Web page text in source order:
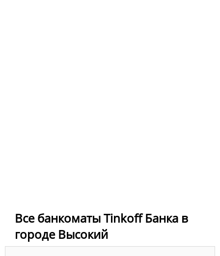
Все банкоматы Tinkoff Банка в
городе Высокий